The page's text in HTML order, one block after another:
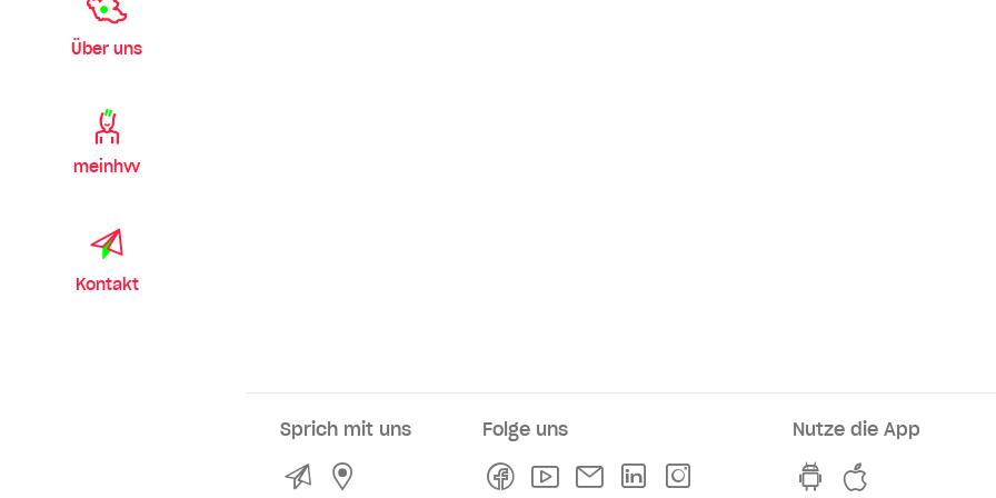
Über uns
meinhvv
Kontakt
Sprich mit uns
KontaktService- und Verkaufsstellen
Folge uns
FacebookYoutubeNewsletterLinkedln
Nutze die App
hvv switch App